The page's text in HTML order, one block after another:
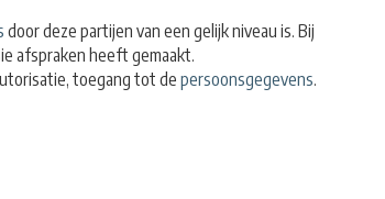
door deze partijen van een gelijk niveau is. Bij
afspraken heeft gemaakt.
toegang tot de persoonsgegevens.